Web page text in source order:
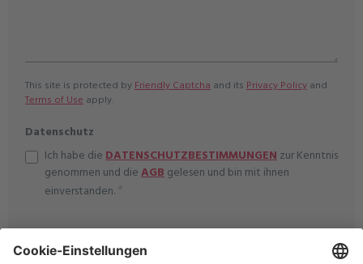
This site is protected byFriendly Captcha and its Privacy Policy and
Terms of Use apply.
Datenschutz
Ich habe dieDATENSCHUTZBESTIMMUNGENzur Kenntnis
genommen und dieAGBgelesen und bin mit ihnen
einverstanden. *
Die mit einem Stern (*) markierten Felder sind Pflichtfelder.